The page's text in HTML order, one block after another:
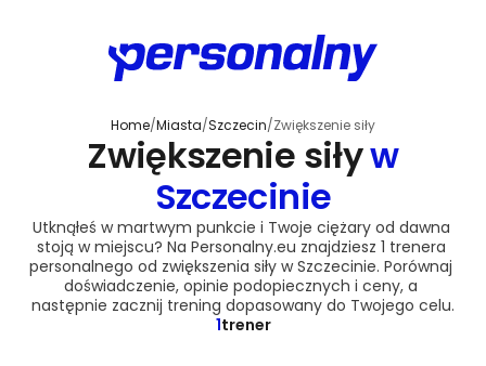
Home/Miasta/Szczecin/Zwiększenie siły
Zwiększenie siływ
Szczecinie
Utknąłeś w martwym punkcie i Twoje ciężary od dawna
stoją w miejscu? Na Personalny.eu znajdziesz 1 trenera
personalnego od zwiększenia siły w Szczecinie. Porównaj
doświadczenie, opinie podopiecznych i ceny, a
następnie zacznij trening dopasowany do Twojego celu.
1trener